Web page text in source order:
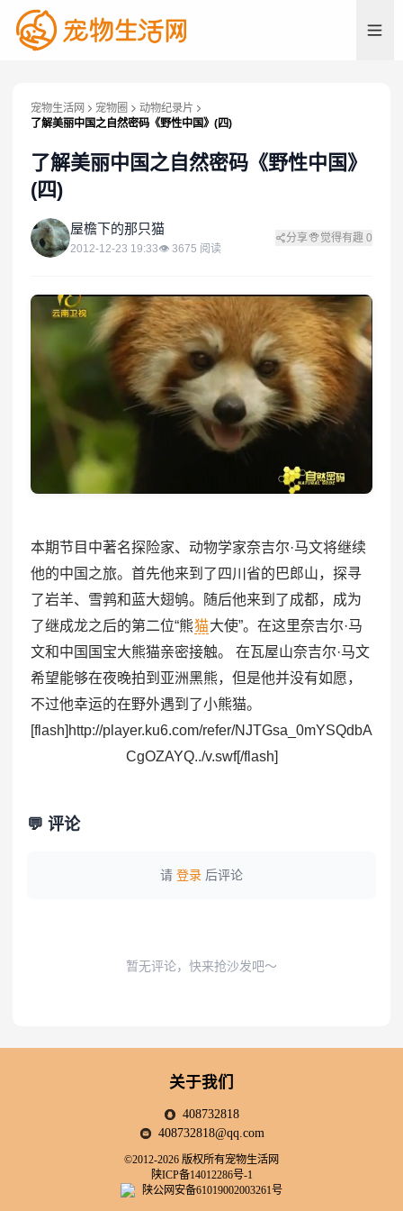
宠物生活网 宠物圈
动物纪录片
了解美丽中国之自然密码《野性中国》(四)
了解美丽中国之自然密码《野性中国》
(四)
屋 屋檐下的那只猫
2012-12-23 19:33👁 3675 阅读
分享 觉得有趣 0
本期节目中著名探险家、动物学家奈吉尔·马文将继续
他的中国之旅。首先他来到了四川省的巴郎山，探寻
了岩羊、雪鹑和蓝大翅鸲。随后他来到了成都，成为
了继成龙之后的第二位“熊猫大使”。在这里奈吉尔·马
文和中国国宝大熊猫亲密接触。 在瓦屋山奈吉尔·马文
希望能够在夜晚拍到亚洲黑熊，但是他并没有如愿，
不过他幸运的在野外遇到了小熊猫。
[flash]http://player.ku6.com/refer/NJTGsa_0mYSQdbA
CgOZAYQ../v.swf[/flash]
💬 评论
请 登录 后评论
暂无评论，快来抢沙发吧～
关于我们
408732818
408732818@qq.com
©2012-2026 版权所有宠物生活网
陕ICP备14012286号-1
陕公网安备61019002003261号